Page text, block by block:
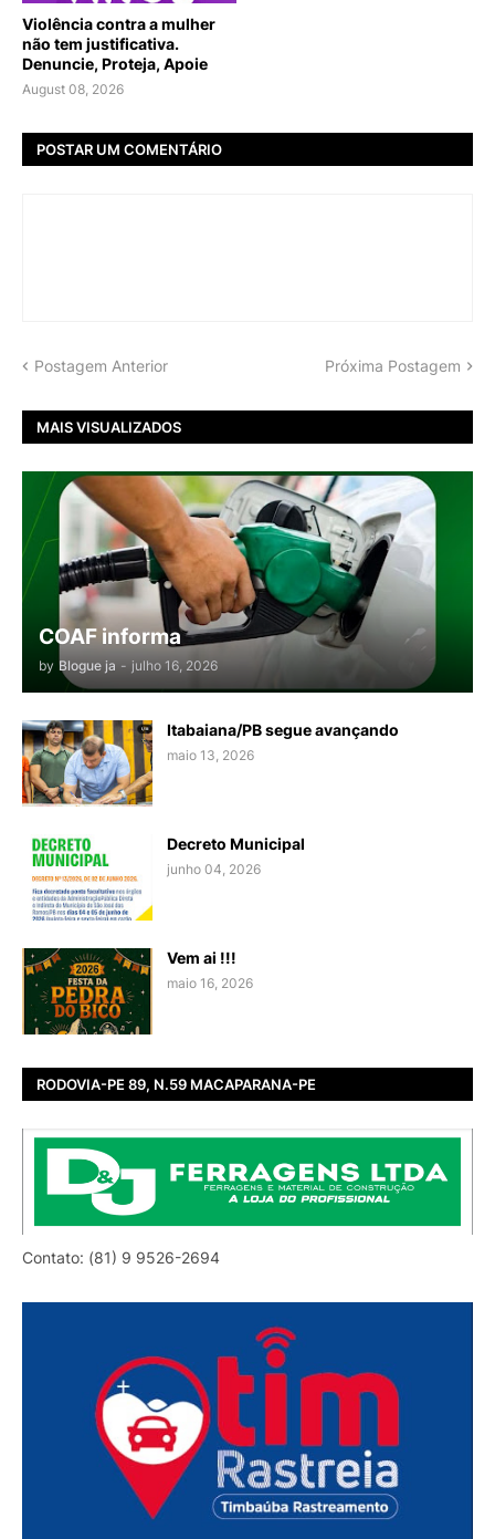
Violência contra a mulher
não tem justificativa.
Denuncie, Proteja, Apoie
August 08, 2026
POSTAR UM COMENTÁRIO
Postagem Anterior Próxima Postagem
MAIS VISUALIZADOS
COAF informa
by Blogue ja - julho 16, 2026
Itabaiana/PB segue avançando
maio 13, 2026
Decreto Municipal
junho 04, 2026
Vem ai !!!
maio 16, 2026
RODOVIA-PE 89, N.59 MACAPARANA-PE
Contato: (81) 9 9526-2694